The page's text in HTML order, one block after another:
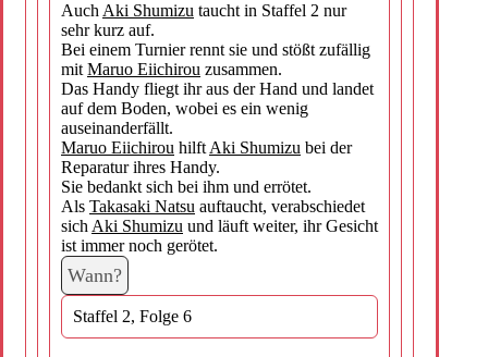
AuchAki Shumizu taucht in Staffel 2 nur
sehr kurz auf.
Bei einem Turnier rennt sie und stößt zufällig
mitMaruo Eiichirou zusammen.
Das Handy fliegt ihr aus der Hand und landet
auf dem Boden, wobei es ein wenig
auseinanderfällt.
Maruo Eiichirou hilftAki Shumizu bei der
Reparatur ihres Handy.
Sie bedankt sich bei ihm und errötet.
Als Takasaki Natsu auftaucht, verabschiedet
sichAki Shumizu und läuft weiter, ihr Gesicht
ist immer noch gerötet.
Wann?
Staffel 2, Folge 6